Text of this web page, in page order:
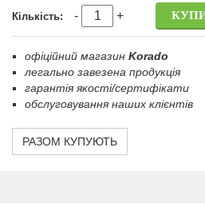
Кількість: - +
офіційний магазин Korado
легально завезена продукція
гарантія якості/сертифікати
обслуговування наших клієнтів
РАЗОМ КУПУЮТЬ